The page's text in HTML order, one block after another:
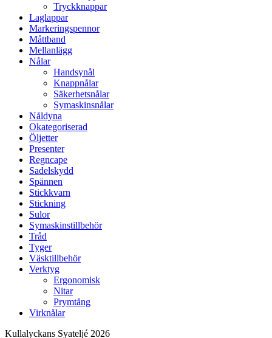
Tryckknappar
Laglappar
Markeringspennor
Måttband
Mellanlägg
Nålar
Handsynål
Knappnålar
Säkerhetsnålar
Symaskinsnålar
Nåldyna
Okategoriserad
Öljetter
Presenter
Regncape
Sadelskydd
Spännen
Stickkvarn
Stickning
Sulor
Symaskinstillbehör
Tråd
Tyger
Väsktillbehör
Verktyg
Ergonomisk
Nitar
Prymtång
Virknålar
Kullalyckans Syateljé 2026